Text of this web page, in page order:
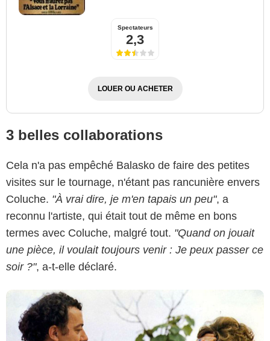
Spectateurs
2,3
LOUER OU ACHETER
3 belles collaborations
Cela n'a pas empêché Balasko de faire des petites
visites sur le tournage, n'étant pas rancunière envers
Coluche. "À vrai dire, je m'en tapais un peu", a
reconnu l'artiste, qui était tout de même en bons
termes avec Coluche, malgré tout. "Quand on jouait
une pièce, il voulait toujours venir : Je peux passer ce
soir ?", a-t-elle déclaré.